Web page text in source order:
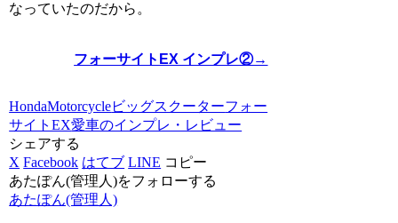
なっていたのだから。
フォーサイトEX インプレ②→
HondaMotorcycleビッグスクーターフォー
サイトEX愛車のインプレ・レビュー
シェアする
X Facebook はてブ LINE コピー
あたぽん(管理人)をフォローする
あたぽん(管理人)